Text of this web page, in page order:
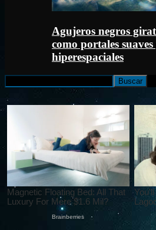
Agujeros negros
como portales
hiperespaciales